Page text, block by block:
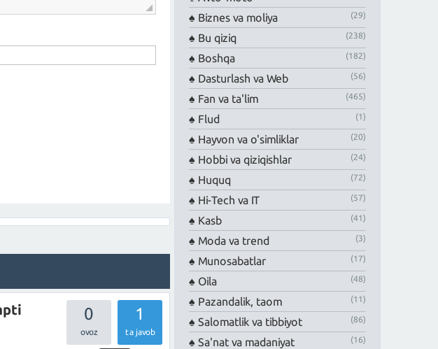
0 1
ta javob
Biznes va moliya (29)
Bu qiziq (238)
Boshqa (182)
Dasturlash va Web (56)
Fan va ta'lim (465)
Flud (1)
Hayvon va o'simliklar (20)
Hobbi va qiziqishlar (24)
Huquq (72)
Hi-Tech va IT (57)
Kasb (41)
Moda va trend (3)
Munosabatlar (17)
Oila (48)
Pazandalik, taom (11)
Salomatlik va tibbiyot (86)
Sa'nat va madaniyat (16)